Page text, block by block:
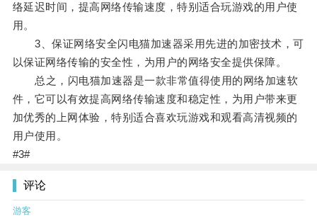
络延迟时间，提高网络传输速度，特别适合玩游戏的用户使
用。
3、保证网络安全闪电猫加速器采用先进的加密技术，可
以保证网络传输的安全性，为用户的网络安全提供保障。
总之，闪电猫加速器是一款非常值得使用的网络加速软
件，它可以有效提高网络传输速度和稳定性，为用户带来更
加优秀的上网体验，特别适合喜欢玩游戏和观看高清视频的
用户使用。
#3#
评论
游客